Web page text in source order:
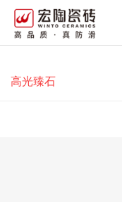
高光臻石